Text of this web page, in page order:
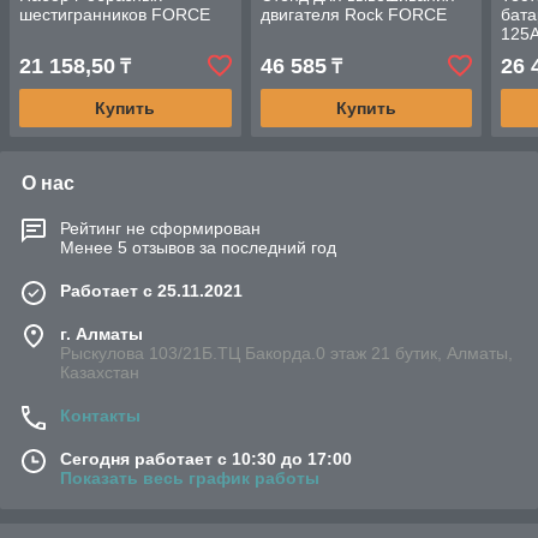
шестигранников FORCE
21 158,50 ₸
Купить
двигателя Rock FORCE
46 585₸
Купить
26
О нас
Рейтинг не сформирован
Менее 5 отзывов за последний год
Работает с 25.11.2021
г. Алматы
Рыскулова 103/21Б.ТЦ Бакорда.0 этаж 21 бутик, Алматы,
Казахстан
Контакты
Сегодня работает с 10:30 до 17:00
Показать весь график работы